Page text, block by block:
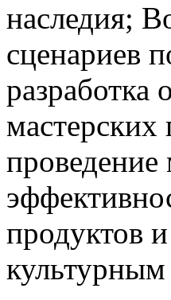
наследия;
сценариев
разработка
продуктов
культурным